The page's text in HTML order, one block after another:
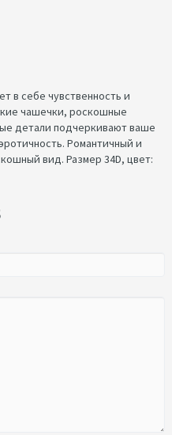
в себе чувственность и
чашечки, роскошные
детали подчеркивают ваше
Романтичный и
вид. Размер 34D, цвет: